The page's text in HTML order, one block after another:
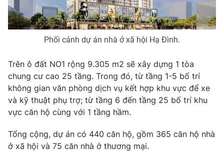
Emagazine Podcast
Infographic
Video Shorts video
VTV Money VTV Thể thao
Thị trường 24h Tấm lòng Việt
Phối cảnh dự án nhà ở xã hội Hạ Đình.
Trên ô đất NO1 rộng 9.305 m2 sẽ xây dựng 1 tòa
chung cư cao 25 tầng. Trong đó, từ tầng 1-5 bố trí
không gian văn phòng dịch vụ kết hợp khu vực để xe
và kỹ thuật phụ trợ; từ tầng 6 đến tầng 25 bố trí khu
vực căn hộ cùng với 1 tầng hầm.
Tổng cộng, dự án có 440 căn hộ, gồm 365 căn hộ nhà
ở xã hội và 75 căn nhà ở thương mại.